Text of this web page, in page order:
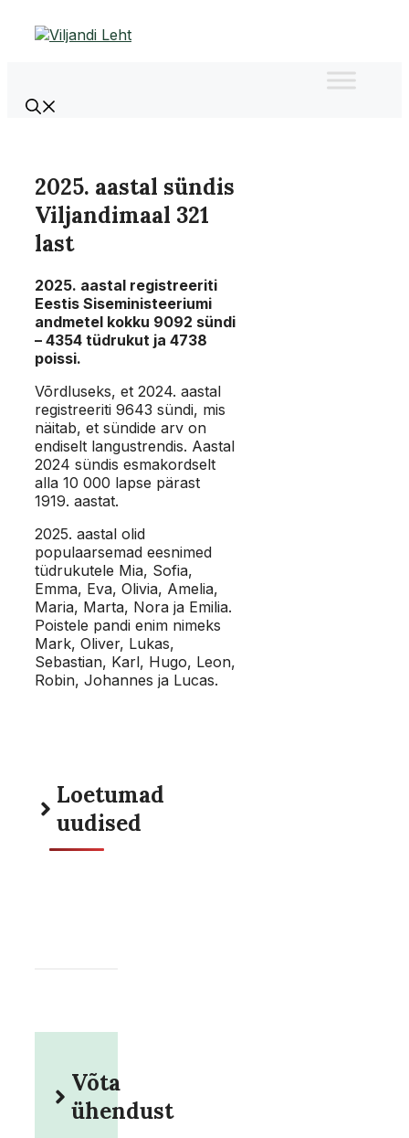
2025. aastal sündis
Viljandimaal 321
last
2025. aastal registreeriti
Eestis Siseministeeriumi
andmetel kokku 9092 sündi
– 4354 tüdrukut ja 4738
poissi.
Võrdluseks, et 2024. aastal
registreeriti 9643 sündi, mis
näitab, et sündide arv on
endiselt langustrendis. Aastal
2024 sündis esmakordselt
alla 10 000 lapse pärast
1919. aastat.
2025. aastal olid
populaarsemad eesnimed
tüdrukutele Mia, Sofia,
Emma, Eva, Olivia, Amelia,
Maria, Marta, Nora ja Emilia.
Poistele pandi enim nimeks
Mark, Oliver, Lukas,
Sebastian, Karl, Hugo, Leon,
Robin, Johannes ja Lucas.
Loetumad
uudised
Võta
ühendust